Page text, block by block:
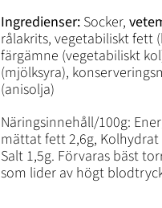
Ingredienser: Socker,
rålakrits, vegetabiliskt fett
färgämne (vegetabiliskt
(mjölksyra),
(anisolja)
Näringsinnehåll/100g:
mättat fett 2,6g, Kolhydrat
Salt 1,5g. Förvaras bäst
som lider av högt